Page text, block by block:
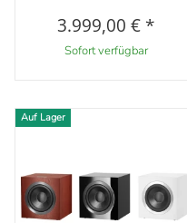
3.999,00 € *
Sofort verfügbar
Auf Lager